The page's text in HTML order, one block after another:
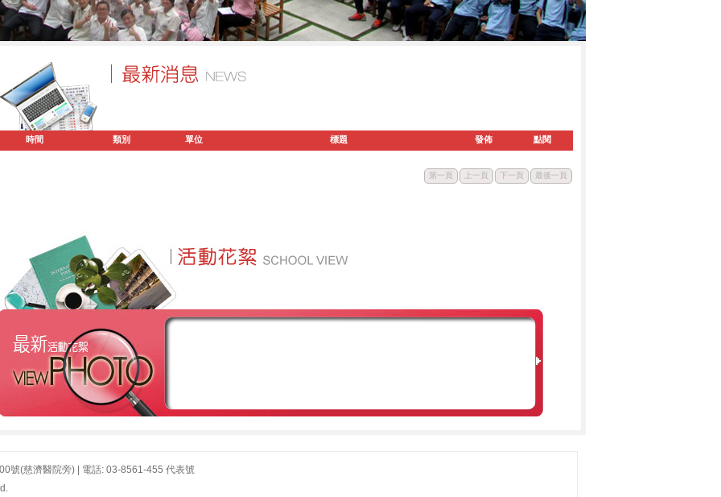
時間 類別 單位 標題 發佈 點閱
第一頁 上一頁 下一頁 最後一頁
號(慈濟醫院旁) | 電話: 03-8561-455 代表號